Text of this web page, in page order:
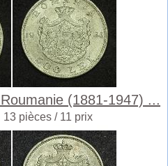
(1881-1947) ...
13 pièces / 11 prix